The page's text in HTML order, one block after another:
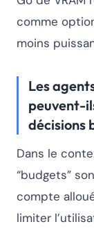
comme
moins
Les
peuvent-
décisions
Dans le
“budgets”
compte
limiter